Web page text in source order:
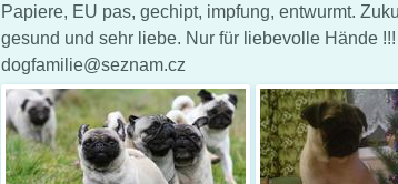
Papiere, EU pas, gechipt, impfung, entwurmt.
gesund und sehr liebe. Nur für liebevolle Hände
dogfamilie@seznam.cz